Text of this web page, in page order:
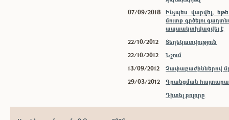
07/09/2018
Ինչպես վարվել,
մուտք գրծելու
ապաակտիվացվել է
22/10/2012
Տեղեկատվություն
22/10/2012
Նշում
13/09/2012
Չափաբաժիններով
29/03/2012
Գրանցման
Դիտել բոլորը